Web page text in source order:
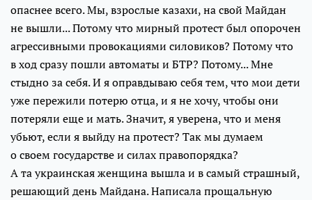
опаснее всего. Мы, взрослые казахи, на свой Майдан
не вышли... Потому что мирный протест был опорочен
агрессивными провокациями силовиков? Потому что
в ход сразу пошли автоматы и БТР? Потому... Мне
стыдно за себя. И я оправдываю себя тем, что мои дети
уже пережили потерю отца, и я не хочу, чтобы они
потеряли еще и мать. Значит, я уверена, что и меня
убьют, если я выйду на протест? Так мы думаем
о своем государстве и силах правопорядка?
А та украинская женщина вышла и в самый страшный,
решающий день Майдана. Написала прощальную